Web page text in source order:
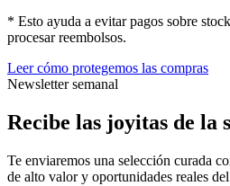
* Esto ayuda a evitar pagos sobre
procesar reembolsos.
Leer cómo protegemos las compras
Newsletter semanal
Recibe las joyitas de la
Te enviaremos una selección curada
de alto valor y oportunidades reales